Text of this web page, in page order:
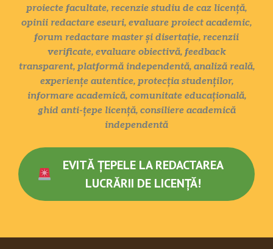
proiecte facultate, recenzie studiu de caz licență,
opinii redactare eseuri, evaluare proiect academic,
forum redactare master și disertație, recenzii
verificate, evaluare obiectivă, feedback
transparent, platformă independentă, analiză reală,
experiențe autentice, protecția studenților,
informare academică, comunitate educațională,
ghid anti-țepe licență, consiliere academică
independentă
EVITĂ ȚEPELE LA REDACTAREA
LUCRĂRII DE LICENȚĂ!